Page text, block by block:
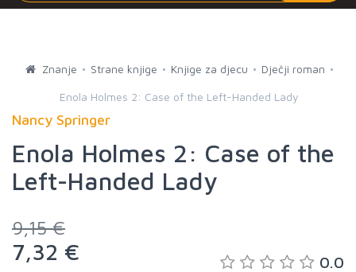
Znanje Strane knjige Knjige za djecu Dječji roman
Enola Holmes 2: Case of the Left-Handed Lady
Nancy Springer
Enola Holmes 2: Case of the
Left-Handed Lady
9,15 €
7,32 € 0.0